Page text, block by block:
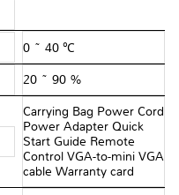
0 ~ 40 ℃
20 ~ 90 %
Carrying Bag Power Cord
Power Adapter Quick
Start Guide Remote
Control VGA-to-mini VGA
cable Warranty card